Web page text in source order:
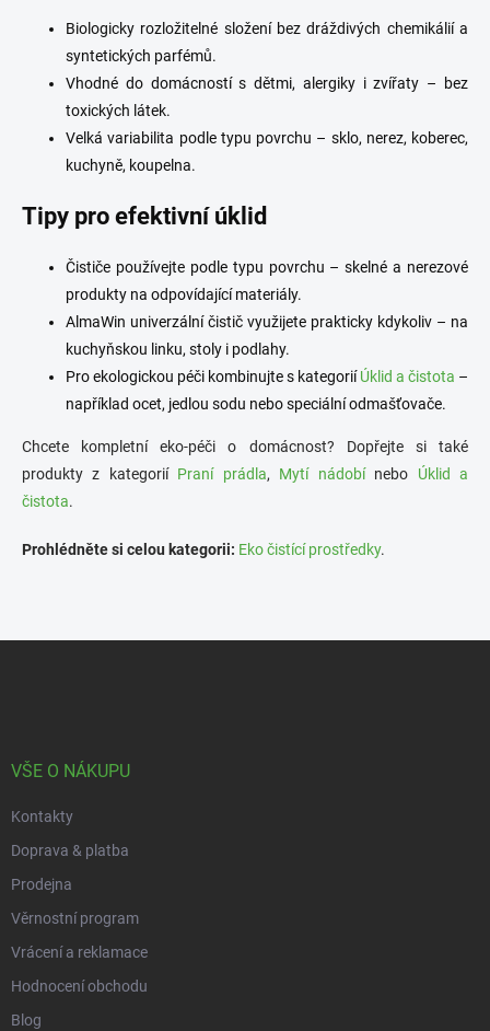
Biologicky rozložitelné složení bez dráždivých chemikálií a
syntetických parfémů.
Vhodné do domácností s dětmi, alergiky i zvířaty – bez
toxických látek.
Velká variabilita podle typu povrchu – sklo, nerez, koberec,
kuchyně, koupelna.
Tipy pro efektivní úklid
Čističe používejte podle typu povrchu – skelné a nerezové
produkty na odpovídající materiály.
AlmaWin univerzální čistič využijete prakticky kdykoliv – na
kuchyňskou linku, stoly i podlahy.
Pro ekologickou péči kombinujte s kategoriíÚklid a čistota –
například ocet, jedlou sodu nebo speciální odmašťovače.
Chcete kompletní eko-péči o domácnost? Dopřejte si také
produkty z kategorií Praní prádla, Mytí nádobínebo Úklid a
čistota.
Prohlédněte si celou kategorii: Eko čistící prostředky.
VŠE O NÁKUPU
Kontakty
Doprava & platba
Prodejna
Věrnostní program
Vrácení a reklamace
Hodnocení obchodu
Blog